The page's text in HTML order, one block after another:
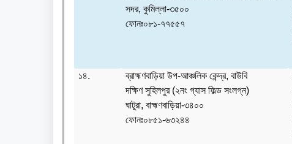
সদর, কুমিল্লা-৩৫০০
ফোনঃ০৮১-৭৭৫৫৭
১৪.
ব্রাহ্মণবাড়িয়া উপ-আঞ্চলিক কেন্দ্র, বাউবি
দক্ষিণ সুহিলপুর (২নং গ্যাস ফিল্ড সংলগ্ন)
ঘাটুরা, বাহ্মণবাড়িয়া-৩৪০০
ফোনঃ০৮৫১-৬৩২৪৪